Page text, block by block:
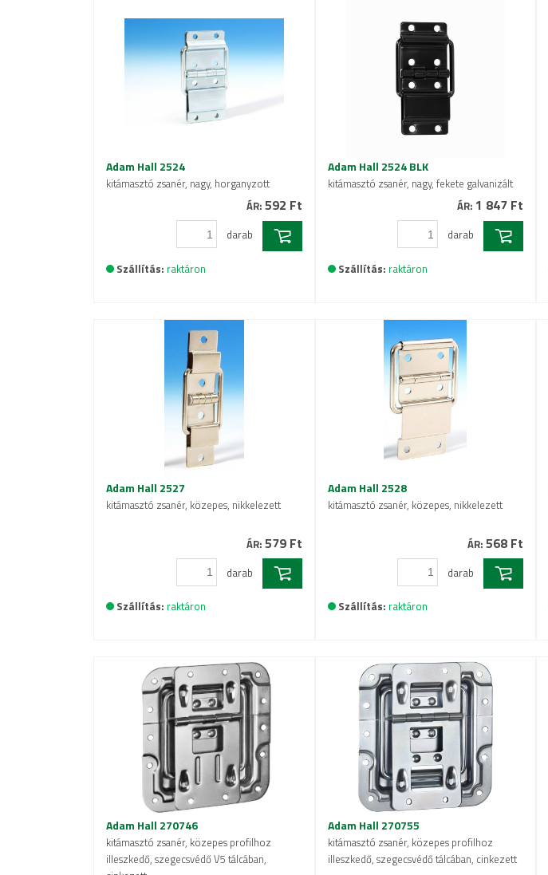
Adam Hall 2524
kitámasztó zsanér, nagy, horganyzott
ÁR: 592 Ft
darab
Szállítás: raktáron
Adam Hall 2524 BLK
kitámasztó zsanér, nagy, fekete galvanizált
ÁR: 1 847 Ft
darab
Szállítás: raktáron
Adam Hall 2527
kitámasztó zsanér, közepes, nikkelezett
ÁR: 579 Ft
darab
Szállítás: raktáron
Adam Hall 2528
kitámasztó zsanér, közepes, nikkelezett
ÁR: 568 Ft
darab
Szállítás: raktáron
Adam Hall 270746
kitámasztó zsanér, közepes profilhoz
illeszkedő, szegecsvédő V5 tálcában,
Adam Hall 270755
kitámasztó zsanér, közepes profilhoz
illeszkedő, szegecsvédő tálcában, cinkezett